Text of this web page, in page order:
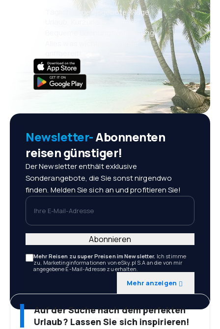
Täglich neue Angebote: Flüge,
Bequeme Buchungsverwaltung
Newsletter-Abonnenten
reisen günstiger!
Der Newsletter enthält exklusive
Sonderangebote, die Sie sonst nirgendwo
finden. Melden Sie sich an und profitieren Sie!
Ihre E-Mail-Adresse
Mehr Reisen zu super Preisen im Newsletter. Ich stimme
zu, Marketinginformationen von eSky.pl S.A an die von mir
angegebene E-Mail-Adresse zu erhalten.
Mehr anzeigen
Abonnieren
Auf der Suche nach dem perfekten
Urlaub? Lassen Sie sich inspirieren!